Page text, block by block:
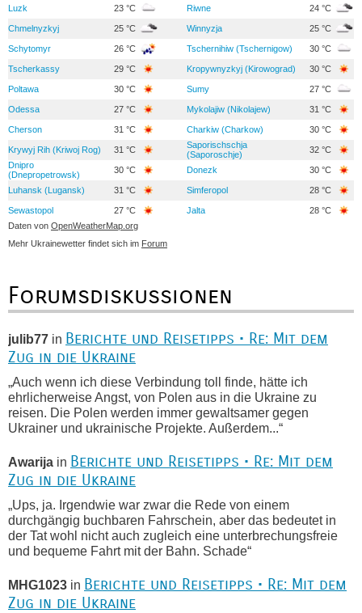
Luzk 23 °C Riwne 24 °C
Chmelnyzkyj 25 °C Winnyzja 25 °C
Schytomyr 26 °C Tschernihiw (Tschernigow) 30 °C
Tscherkassy 29 °C Kropywnyzkyj (Kirowograd) 30 °C
Poltawa 30 °C Sumy 27 °C
Odessa 27 °C Mykolajiw (Nikolajew) 31 °C
Cherson 31 °C Charkiw (Charkow) 30 °C
Krywyj Rih (Kriwoj Rog) 31 °C
Saporischschja
(Saporoschje)
32 °C
Dnipro
(Dnepropetrowsk)
30 °C Donezk 30 °C
Luhansk (Lugansk) 31 °C Simferopol 28 °C
Sewastopol 27 °C Jalta
28 °C
Daten von OpenWeatherMap.org
Mehr Ukrainewetter findet sich im Forum
Forumsdiskussionen
julib77 in Berichte und Reisetipps • Re: Mit dem
Zug in die Ukraine
„Auch wenn ich diese Verbindung toll finde, hätte ich
ehrlicherweise Angst, von Polen aus in die Ukraine zu
reisen. Die Polen werden immer gewaltsamer gegen
Ukrainer und ukrainische Projekte. Außerdem...“
Awarija in Berichte und Reisetipps • Re: Mit dem
Zug in die Ukraine
„Ups, ja. Irgendwie war zwar die Rede von einem
durchgängig buchbaren Fahrschein, aber das bedeutet in
der Tat wohl nicht auch zugleich eine unterbrechungsfreie
und bequeme Fahrt mit der Bahn. Schade“
MHG1023 in Berichte und Reisetipps • Re: Mit dem
Zug in die Ukraine